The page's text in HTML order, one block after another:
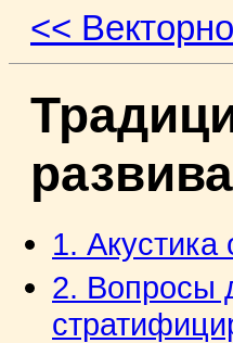
<<
1. Акустика
2. Вопросы